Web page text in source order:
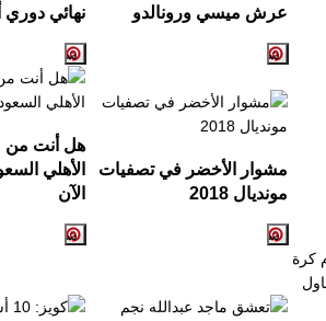
عرش ميسي ورونالدو
نهائي دوري
مشوار الأخضر في تصفيات
مونديال 2018
هل أنت من
الأهلي
الآن